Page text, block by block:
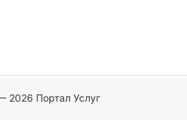
2026 Портал Услуг